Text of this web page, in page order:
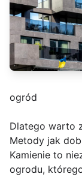
ogród
Dlatego warto
Metody jak
Kamienie to
ogrodu,